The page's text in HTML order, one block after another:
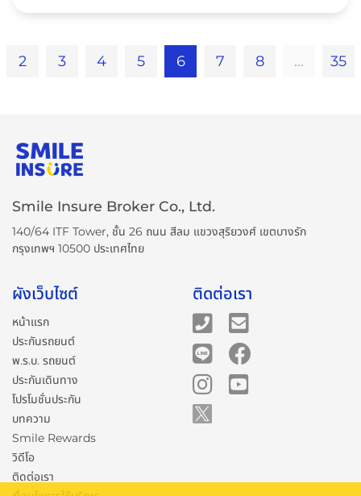
ลงบ้างหรือไม่?
2 3 4 5 6 7 8 ... 35
Smile Insure Broker Co., Ltd.
140/64 ITF Tower, ชั้น 26 ถนน สีลม แขวงสุริยวงศ์ เขตบางรัก
กรุงเทพฯ 10500 ประเทศไทย
ผังเว็บไซต์
หน้าแรก
ประกันรถยนต์
พ.ร.บ. รถยนต์
ประกันเดินทาง
โปรโมชั่นประกัน
บทความ
Smile Rewards
วิดีโอ
ติดต่อเรา
ติดต่อเรา